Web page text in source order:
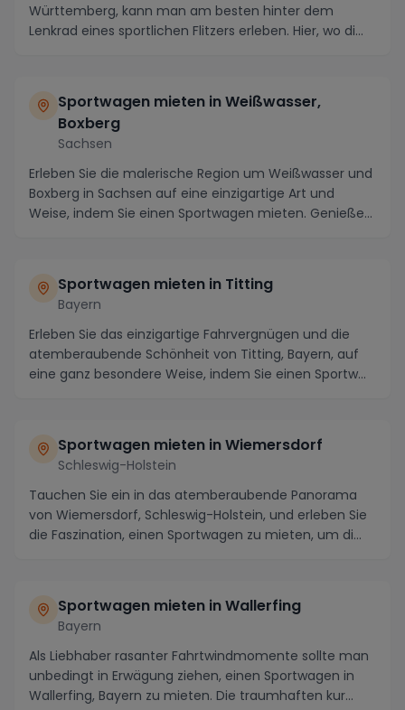
Württemberg, kann man am besten hinter dem
Lenkrad eines sportlichen Flitzers erleben. Hier, wo di...
Sportwagen mieten in Weißwasser,
Boxberg
Sachsen
Erleben Sie die malerische Region um Weißwasser und
Boxberg in Sachsen auf eine einzigartige Art und
Weise, indem Sie einen Sportwagen mieten. Genieße...
Sportwagen mieten in Titting
Bayern
Erleben Sie das einzigartige Fahrvergnügen und die
atemberaubende Schönheit von Titting, Bayern, auf
eine ganz besondere Weise, indem Sie einen Sportw...
Sportwagen mieten in Wiemersdorf
Schleswig-Holstein
Tauchen Sie ein in das atemberaubende Panorama
von Wiemersdorf, Schleswig-Holstein, und erleben Sie
die Faszination, einen Sportwagen zu mieten, um di...
Sportwagen mieten in Wallerfing
Bayern
Als Liebhaber rasanter Fahrtwindmomente sollte man
unbedingt in Erwägung ziehen, einen Sportwagen in
Wallerfing, Bayern zu mieten. Die traumhaften kur...